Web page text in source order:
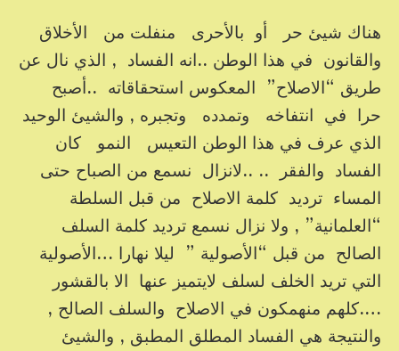
هناك شيئ حر أو بالأحرى منفلت من الأخلاق
والقانون في هذا الوطن ..انه الفساد , الذي نال عن
طريق “الاصلاح” المعكوس استحقاقاته ..أصبح
حرا في انتفاخه وتمدده وتجبره , والشيئ الوحيد
الذي عرف في هذا الوطن التعيس النمو كان
الفساد والفقر .. ..لانزال نسمع من الصباح حتى
المساء ترديد كلمة الاصلاح من قبل السلطة
“العلمانية” , ولا نزال نسمع ترديد كلمة السلف
الصالح من قبل “الأصولية ” ليلا نهارا …الأصولية
التي تريد الخلف لسلف لايتميز عنها الا بالقشور
….كلهم منهمكون في الاصلاح والسلف الصالح ,
والنتيجة هي الفساد المطلق المطبق , والشيئ